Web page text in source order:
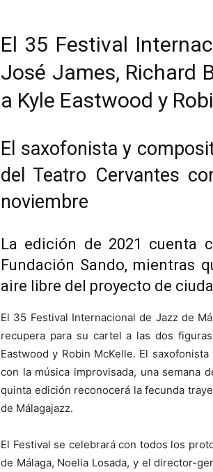
El 35 Festival
José James, Richard
a Kyle Eastwood y
El saxofonista y
del Teatro Cervantes
noviembre
La edición de 2021 cuenta
Fundación Sando, mientras
aire libre del proyecto de
El 35 Festival Internacional de Jazz de
recupera para su cartel a las dos
Eastwood y Robin McKelle. El
con la música improvisada, una semana
quinta edición reconocerá la fecunda
de Málagajazz.
El Festival se celebrará con todos los
de Málaga, Noelia Losada, y el director-